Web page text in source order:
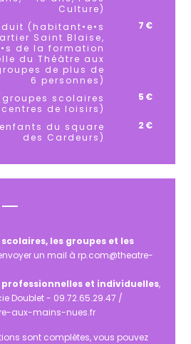
Culture)
(habitant•e•s
Saint Blaise,
de la formation
du Théâtre aux
de plus de
6 personnes)
7€
scolaires
centres de loisirs)
5€
du square
des Cardeurs)
2€
les groupes et les
un mail à rp.com@theatre-
et individuelles,
Doublet - 09.72.65.29.47 /
aux-mains-nues.fr
sont complètes, vous pouvez